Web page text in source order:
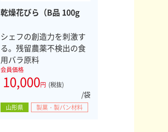
乾燥花びら（B品 100g
シェフの創造力を刺激す
る。残留農薬不検出の食
用バラ原料
会員価格
10,000円 (税抜)
/袋
山形県 製菓・製パン材料